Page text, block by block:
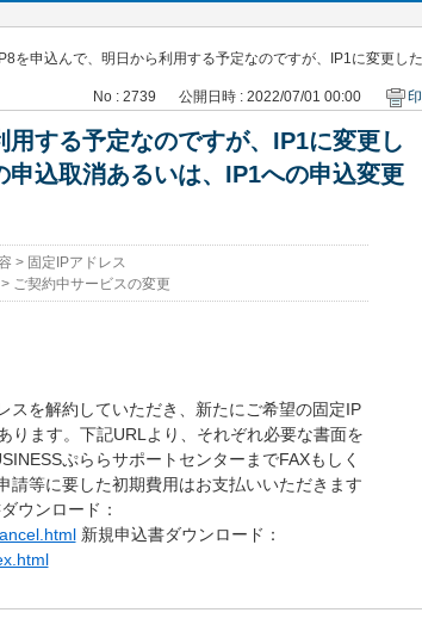
IP8を申込んで、明日から利用する予定なのですが、IP1に変更し
No : 2739 公開日時 : 2022/07/01 00:00
する予定なのですが、IP1に変更し
込取消あるいは、IP1への申込変更
> 固定IPアドレス
> ご契約中サービスの変更
スを解約していただき、新たにご希望の固定IP
ります。下記URLより、それぞれ必要な書面を
ぷららサポートセンターまでFAXもしく
請等に要した初期費用はお支払いいただきます
ウンロード：
新規申込書ダウンロード：